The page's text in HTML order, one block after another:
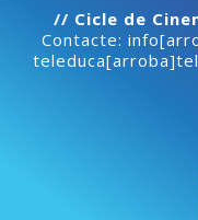
// Cicle de
Contacte: